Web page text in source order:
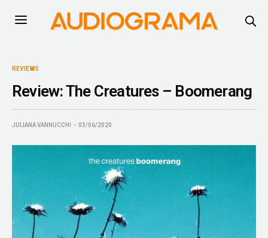
REVIEWS
Review: The Creatures – Boomerang
JULIANA VANNUCCHI 03/06/2020